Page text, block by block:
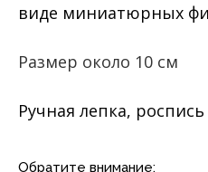
виде миниатюрных
Размер около 10 см
Ручная лепка,
Обратите внимание: